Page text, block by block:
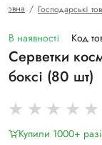
Господарські
В наявності Код
Серветки
боксі (80 шт)
Купили 1000+